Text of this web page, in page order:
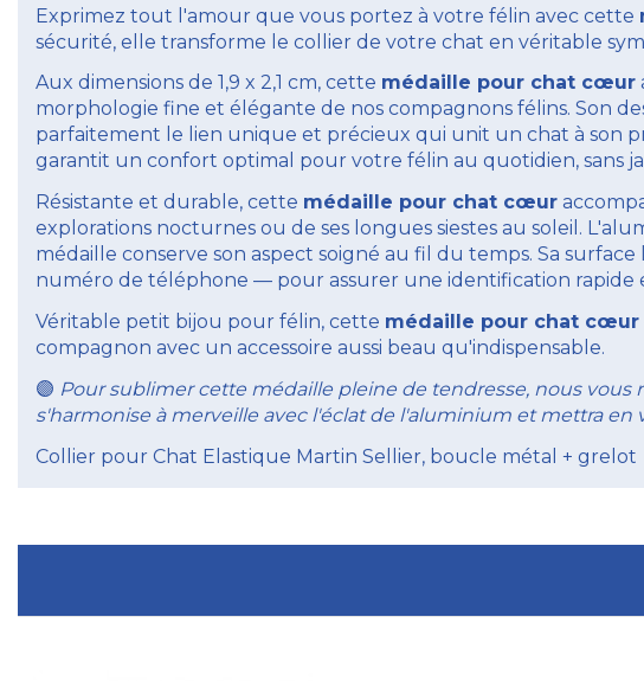
Exprimez tout l'amour que vous portez à votre félin avec cette
sécurité, elle transforme le collier de votre chat en véritable
Aux dimensions de 1,9 x 2,1 cm, cette médaille pour chat cœur
morphologie fine et élégante de nos compagnons félins. Son
parfaitement le lien unique et précieux qui unit un chat à son
garantit un confort optimal pour votre félin au quotidien, sans
Résistante et durable, cette médaille pour chat cœur
explorations nocturnes ou de ses longues siestes au soleil.
médaille conserve son aspect soigné au fil du temps. Sa
numéro de téléphone — pour assurer une identification rapide
Véritable petit bijou pour félin, cette médaille pour chat cœur
compagnon avec un accessoire aussi beau qu'indispensable.
🟣 Pour sublimer cette médaille pleine de tendresse, nous vous
s'harmonise à merveille avec l'éclat de l'aluminium et mettra
Collier pour Chat Elastique Martin Sellier, boucle métal + grelot